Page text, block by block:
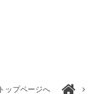
トップページへ